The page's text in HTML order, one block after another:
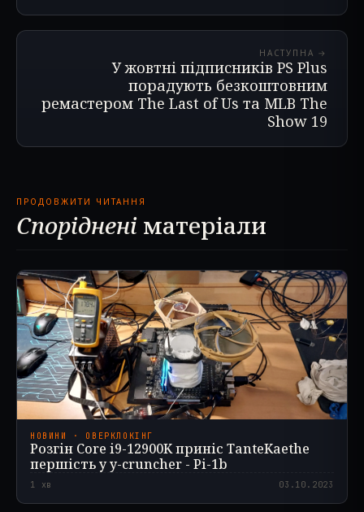
НАСТУПНА →
У жовтні підписників PS Plus
порадують безкоштовним
ремастером The Last of Us та MLB The
Show 19
ПРОДОВЖИТИ ЧИТАННЯ
Споріднені матеріали
НОВИНИ · ОВЕРКЛОКІНГ
Розгін Core i9-12900K приніс TanteKaethe
першість у y-cruncher - Pi-1b
1 хв 03.10.2023